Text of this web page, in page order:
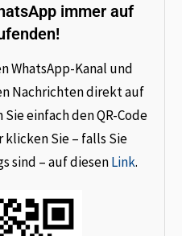
immer auf
WhatsApp-Kanal und
Nachrichten direkt auf
einfach den QR-Code
Sie – falls Sie
sind – auf diesenLink.